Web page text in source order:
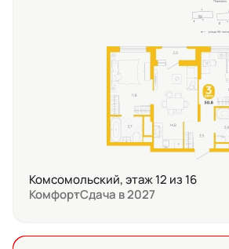
Комсомольский, этаж 12 из 16
КомфортСдача в 2027